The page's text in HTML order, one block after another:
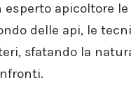
esperto apicoltore
delle api, le
sfatando la